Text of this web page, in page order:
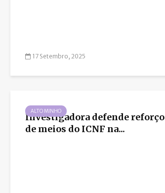
17 Setembro, 2025
ALTO MINHO
Investigadora defende reforço
de meios do ICNF na...